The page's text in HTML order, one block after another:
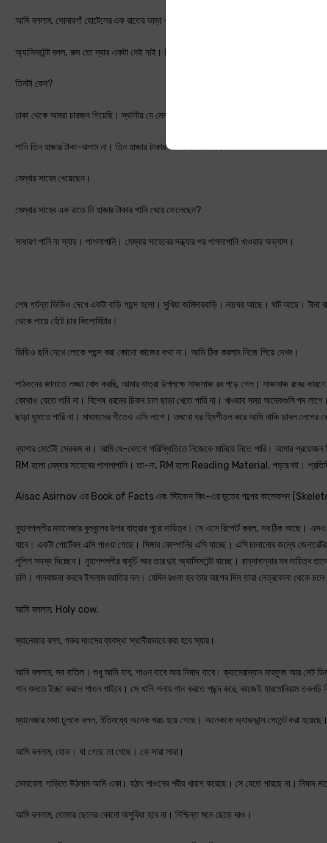
আমি বললাম, সোনারগাঁ হোটেলের এক রাতের ভাড়া ৭০০০ টাকার কম। তোমার হোটেল বিল এত কেন?
অ্যাসিসটেন্ট বলল, রুম তো স্যার একটা নেই নাই। তিনটা নিয়েছি।
তিনটা কেন?
ঢাকা থেকে আমরা চারজন গিয়েছি। স্থানীয় যে মেম্বার সাহেব আমাদের স্পট দেখাবেন তিনিও আমাদের
পানি তিন হাজার টাকা-ঝলাম না। তিন হাজার টাকার পানি খেয়ে ফেলেছ?
মেম্বার সাহেব খেয়েছেন।
মেম্বার সাহেব এক রাতে নি হাজার টাকার পানি খেয়ে ফেলেছেন?
সাধারণ পানি না স্যার। পাগলাপানি। মেম্বার সাহেবের সন্ধ্যার পর পাগলাপানি খাওয়ার অভ্যাস।
শেষ পর্যন্ত ভিডিও দেখে একটা বাড়ি পছন্দ হলো। সুখিয়া জমিদারবাড়ি। নাচঘর আছে। ঘাট আছে। টানা
থেকে পায়ে হেঁটে চার কিলোমিটার।
ভিডিও ছবি দেখে লোকে পছন্দ করা কোনো কাজের কথা না। আমি ঠিক করলাম নিজে গিয়ে দেখব।
পাঠকদের জানাতে লজ্জা বোধ করছি, আমার যাত্রা উপলক্ষে সাজসাজ রব পড়ে গেল। সাজসাজ রবের
কোথাও যেতে পারি না। বিশেষ ধরনের চিকন চাল ছাড়া খেতে পারি না। খাওয়ার সময় অনেকগুলি পদ
ছাড়া ঘুমাতে পারি না। মাঘমাসের শীতেও এসি লাগে। তখনো ঘর হিমশীতল করে আমি নাকি ডাবল লেপের
ব্যাপার মোটেই সেরকম না। আমি যে-কোনো পরিস্থিতিতে নিজেকে মানিয়ে নিতে পারি। আমার
RM হলো মেম্বার সাহেবের পাগলাপানি। তা-না, RM হলো Reading Material. পড়ার বই।
Aisac Asirnov এর Book of Facts এবং স্টিফেন কিং-এর ভূতের গল্পের কালেকশন (Skeleton
নুহাশপল্লীর ম্যানেজার বুলবুলের উপর যাত্রার পুরো দায়িত্ব। সে এসে রিপোর্ট করল, সব ঠিক আছে।
যাবে। একটা পোর্টেবল এসি পাওয়া গেছে। সিঙ্গার কোম্পানির এসি যাচ্ছে। এসি চালানোর জন্যে
পুলিশ সদস্য দিচ্ছেন। নুহাশপল্লীর বাবুর্চি আর তার দুই অ্যাসিসটেন্ট যাচ্ছে। রান্নাবান্নার সব
চলি। গানবাজনা করবে ইসলাম বয়াতির দল। যেদিন রওনা হব তার আগের দিন তারা নেত্রকোনা থেকে
আমি বললাম, Holy cow.
ম্যানেজার বলল, গরুর মাংসের ব্যবস্থা স্থানীয়ভাবে করা হবে স্যার।
আমি বললাম, সব বাতিল। শুধু আমি যাব, শাওন যাবে আর নিষাদ যাবে। ক্যামেরাম্যান মাহফুজ আর সেট
গান শুনতে ইচ্ছা করলে শাওন গাইবে। সে খালি গলায় গান করতে পছন্দ করে, কাজেই হারমোনিয়াম তবলচি
ম্যানেজার মাথা চুলকে বলল, ইতিমধ্যে অনেক খরচ হয়ে গেছে। অনেককে অ্যাডভান্স পেমেন্ট করা হয়েছে।
আমি বললাম, হোক। যা গেছে তা গেছে। কে সারা সারা।
ভোরবেলা গাড়িতে উঠলাম আমি একা। হঠাৎ শাওনের শরীর খারাপ করেছে। সে যেতে পারছে না। নিষাদ
আমি বললাম, তোমার ছেলের কোনো অসুবিধা হবে না। নিশ্চিন্ত মনে ছেড়ে দাও।